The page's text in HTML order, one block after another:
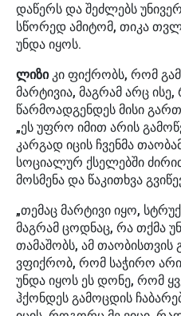
დაწერს და შეძლებს
სწორედ ამიტომ, თიკა
უნდა იყოს.
ლიზიკი ფიქრობს, რომ
მარტივია, მაგრამ არც
წარმოადგენდეს მისი
„ეს უფრო იმით არის
კარგად იცის ჩვენმა
სოციალურ ქსელებში
მოსმენა და წაკითხვა
„თემაც მარტივი იყო,
მაგრამ ცოდნაც, რა თქმა
თამაშობს, ამ თაობისთვის
ვფიქრობ, რომ საჭირო
უნდა იყოს ეს დონე, რომ
ჰქონდეს გამოცდის